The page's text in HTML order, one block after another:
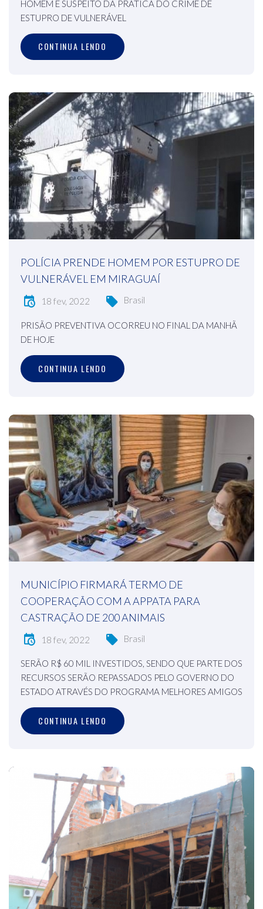
HOMEM É SUSPEITO DA PRÁTICA DO CRIME DE
ESTUPRO DE VULNERÁVEL
CONTINUA LENDO
POLÍCIA PRENDE HOMEM POR ESTUPRO DE
VULNERÁVEL EM MIRAGUAÍ
18 fev, 2022 Brasil
PRISÃO PREVENTIVA OCORREU NO FINAL DA MANHÃ
DE HOJE
CONTINUA LENDO
MUNICÍPIO FIRMARÁ TERMO DE
COOPERAÇÃO COM A APPATA PARA
CASTRAÇÃO DE 200 ANIMAIS
18 fev, 2022 Brasil
SERÃO R$ 60 MIL INVESTIDOS, SENDO QUE PARTE DOS
RECURSOS SERÃO REPASSADOS PELO GOVERNO DO
ESTADO ATRAVÉS DO PROGRAMA MELHORES AMIGOS
CONTINUA LENDO